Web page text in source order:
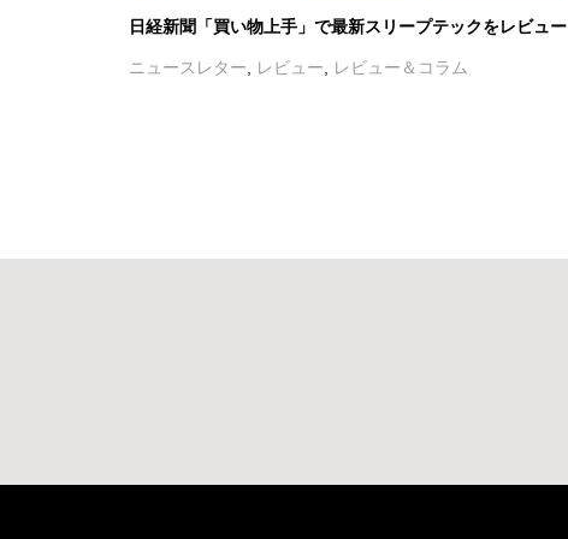
日経新聞「買い物上手」で最新スリープテックをレビュー
ニュースレター レビュー レビュー＆コラム